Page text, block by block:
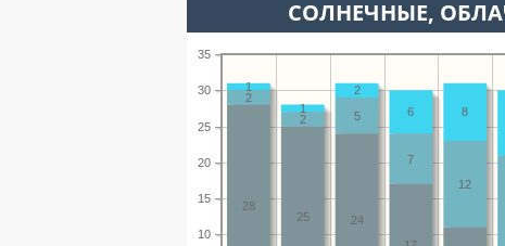
CОЛНЕЧНЫЕ,
10
15
20
25
30
35
24
25
28
12
7
5
2
2
8
6
2
1
1